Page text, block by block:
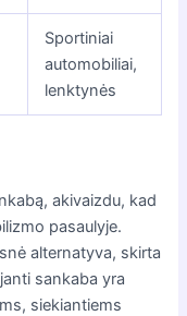
Sportiniai
automobiliai,
lenktynės
akivaizdu, kad
pasaulyje.
alternatyva, skirta
sankaba yra
siekiantiems